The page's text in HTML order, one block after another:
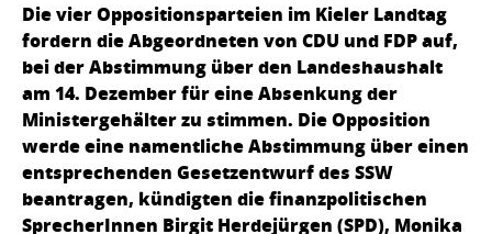
Die vier Oppositionsparteien im Kieler Landtag
fordern die Abgeordneten von CDU und FDP auf,
bei der Abstimmung über den Landeshaushalt
am 14. Dezember für eine Absenkung der
Ministergehälter zu stimmen. Die Opposition
werde eine namentliche Abstimmung über einen
entsprechenden Gesetzentwurf des SSW
beantragen, kündigten die finanzpolitischen
SprecherInnen Birgit Herdejürgen (SPD), Monika